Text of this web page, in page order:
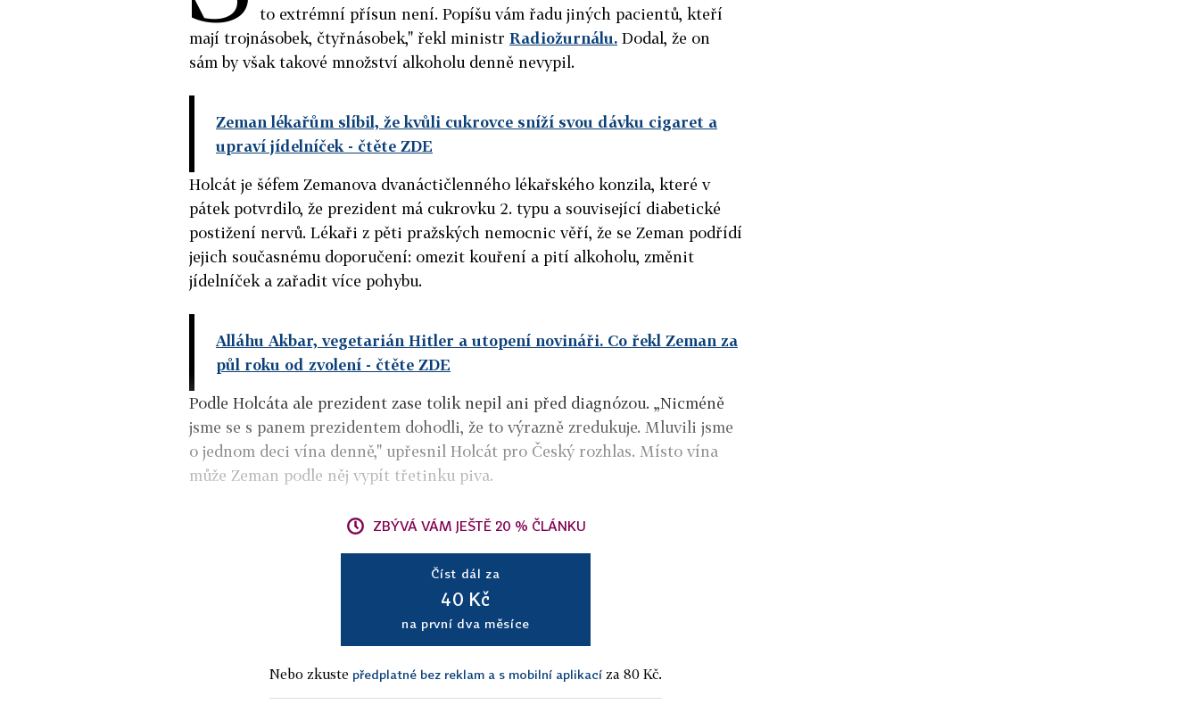
to extrémní přísun není. Popíšu vám řadu jiných pacientů, kteří
mají trojnásobek, čtyřnásobek," řekl ministr Radiožurnálu. Dodal, že on
sám by však takové množství alkoholu denně nevypil.
Zeman lékařům slíbil, že kvůli cukrovce sníží svou dávku cigaret a
upraví jídelníček - čtěte ZDE
Holcát je šéfem Zemanova dvanáctičlenného lékařského konzila, které v
pátek potvrdilo, že prezident má cukrovku 2. typu a související diabetické
postižení nervů. Lékaři z pěti pražských nemocnic věří, že se Zeman podřídí
jejich současnému doporučení: omezit kouření a pití alkoholu, změnit
jídelníček a zařadit více pohybu.
Alláhu Akbar, vegetarián Hitler a utopení novináři. Co řekl Zeman za
půl roku od zvolení - čtěte ZDE
Podle Holcáta ale prezident zase tolik nepil ani před diagnózou. „Nicméně
jsme se s panem prezidentem dohodli, že to výrazně zredukuje. Mluvili jsme
o jednom deci vína denně," upřesnil Holcát pro Český rozhlas. Místo vína
může Zeman podle něj vypít třetinku piva.
ZBÝVÁ VÁM JEŠTĚ 20 % ČLÁNKU
Číst dál za
40 Kč
na první dva měsíce
Nebo zkuste předplatné bez reklam a s mobilní aplikací za 80 Kč.